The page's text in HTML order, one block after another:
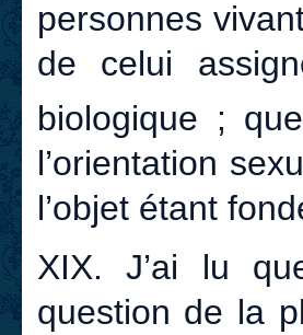
personnes
de celui
biologique ;
l’orientation
l’objet étant
XIX. J’ai lu
question de la